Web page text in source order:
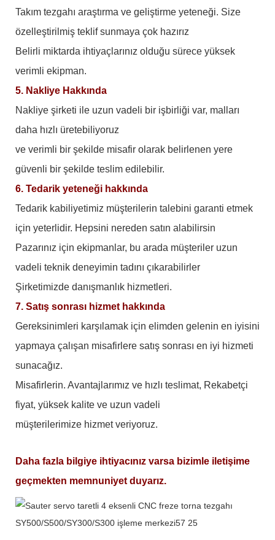
Takım tezgahı araştırma ve geliştirme yeteneği. Size
özelleştirilmiş teklif sunmaya çok hazırız
Belirli miktarda ihtiyaçlarınız olduğu sürece yüksek
verimli ekipman.
5. Nakliye Hakkında
Nakliye şirketi ile uzun vadeli bir işbirliği var, malları
daha hızlı üretebiliyoruz
ve verimli bir şekilde misafir olarak belirlenen yere
güvenli bir şekilde teslim edilebilir.
6. Tedarik yeteneği hakkında
Tedarik kabiliyetimiz müşterilerin talebini garanti etmek
için yeterlidir. Hepsini nereden satın alabilirsin
Pazarınız için ekipmanlar, bu arada müşteriler uzun
vadeli teknik deneyimin tadını çıkarabilirler
Şirketimizde danışmanlık hizmetleri.
7. Satış sonrası hizmet hakkında
Gereksinimleri karşılamak için elimden gelenin en iyisini
yapmaya çalışan misafirlere satış sonrası en iyi hizmeti
sunacağız.
Misafirlerin. Avantajlarımız ve hızlı teslimat, Rekabetçi
fiyat, yüksek kalite ve uzun vadeli
müşterilerimize hizmet veriyoruz.
Daha fazla bilgiye ihtiyacınız varsa bizimle iletişime
geçmekten memnuniyet duyarız.